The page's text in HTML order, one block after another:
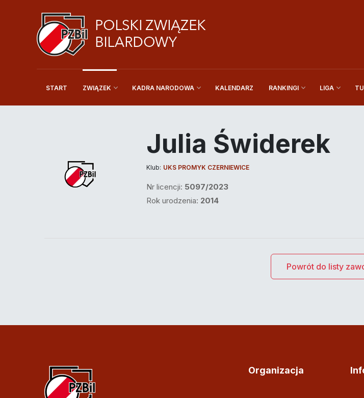
START ZWIĄZEK KADRA NARODOWA KALENDARZ RANKINGI LIGA
Julia Świderek
Klub: UKS PROMYK CZERNIEWICE
Nr licencji: 5097/2023
Rok urodzenia: 2014
Powrót do listy
Organizacja